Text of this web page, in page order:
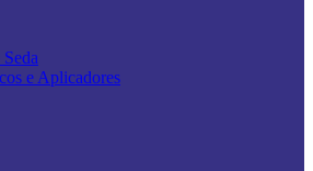
e Aplicadores